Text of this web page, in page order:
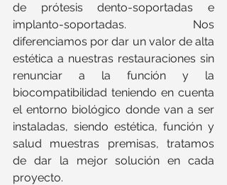
de prótesis dento-soportadas e
implanto-soportadas. Nos
diferenciamos por dar un valor de alta
estética a nuestras restauraciones sin
renunciar a la función y la
biocompatibilidad teniendo en cuenta
el entorno biológico donde van a ser
instaladas, siendo estética, función y
salud muestras premisas, tratamos
de dar la mejor solución en cada
proyecto.